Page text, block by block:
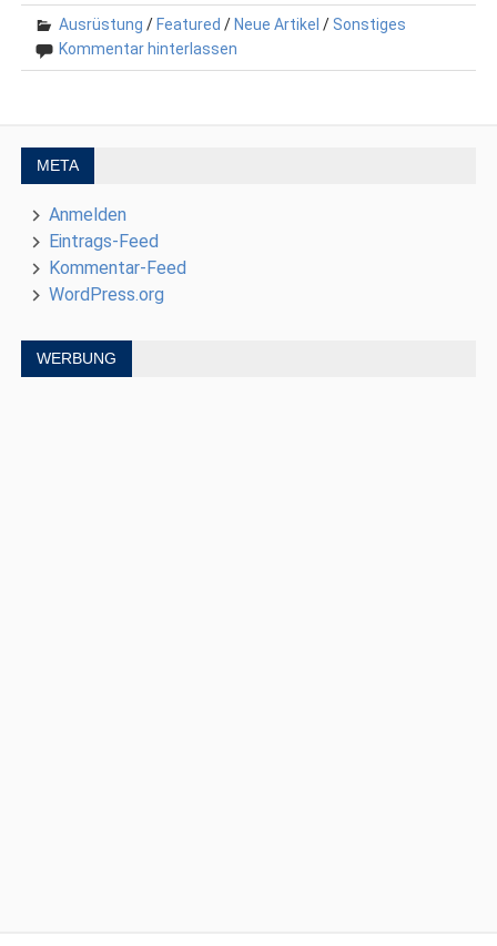
Ausrüstung / Featured / Neue Artikel / Sonstiges
Kommentar hinterlassen
META
Anmelden
Eintrags-Feed
Kommentar-Feed
WordPress.org
WERBUNG